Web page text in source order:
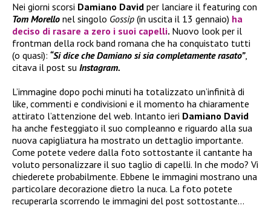
Nei giorni scorsi Damiano David per lanciare il featuring con
Tom Morello nel singolo Gossip (in uscita il 13 gennaio) ha
deciso di rasare a zero i suoi capelli. Nuovo look per il
frontman della rock band romana che ha conquistato tutti
(o quasi): “Si dice che Damiano si sia completamente rasato”,
citava il post su Instagram.
L’immagine dopo pochi minuti ha totalizzato un’infinità di
like, commenti e condivisioni e il momento ha chiaramente
attirato l’attenzione del web. Intanto ieri Damiano David
ha anche festeggiato il suo compleanno e riguardo alla sua
nuova capigliatura ha mostrato un dettaglio importante.
Come potete vedere dalla foto sottostante il cantante ha
voluto personalizzare il suo taglio di capelli. In che modo? Vi
chiederete probabilmente. Ebbene le immagini mostrano una
particolare decorazione dietro la nuca. La foto potete
recuperarla scorrendo le immagini del post sottostante…